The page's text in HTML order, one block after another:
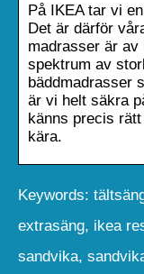
På IKEA tar vi
Det är därför
madrasser är
spektrum av
bäddmadrasser
är vi helt säkra
känns precis
kära.
Keywords:
extrasäng, ikea
sandvika,